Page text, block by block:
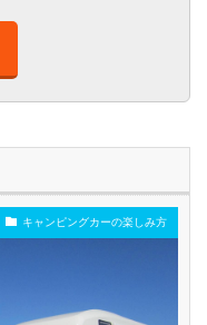
キャンピングカーの楽しみ方